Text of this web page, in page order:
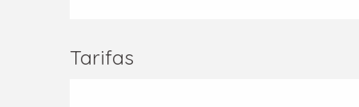
Tarifas